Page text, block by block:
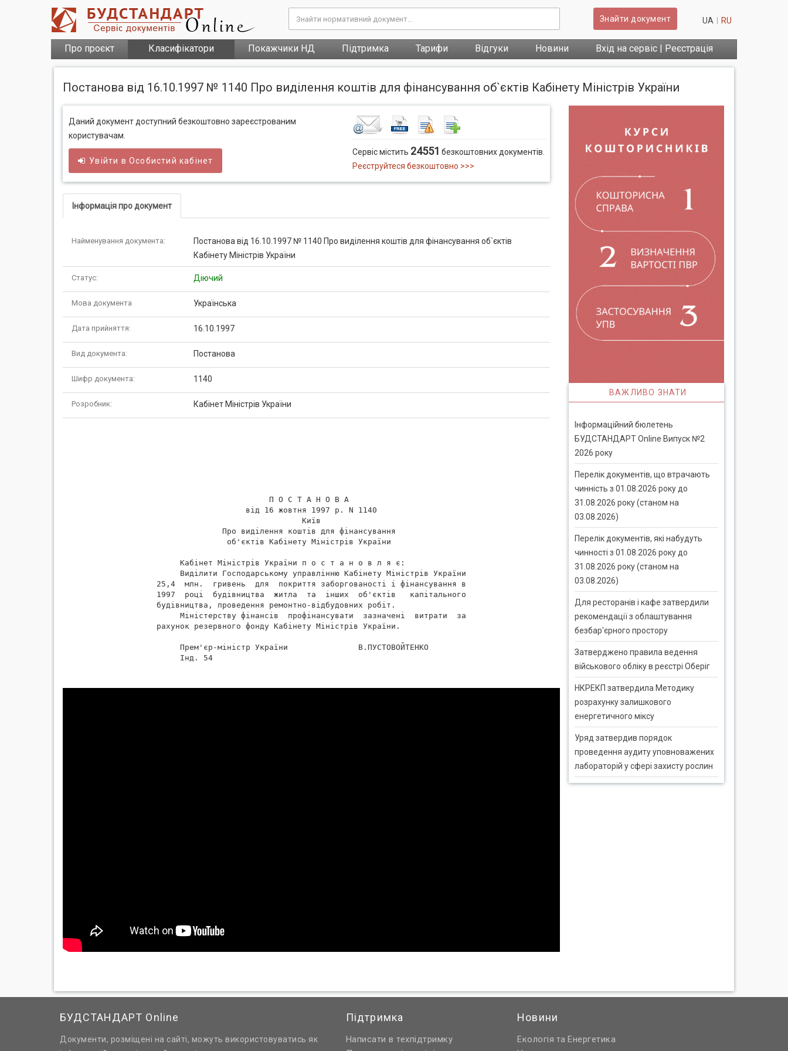
Знайти документ UA RU
Про проєкт Класифікатори Покажчики НД Підтримка Тарифи Відгуки Новини Вхід на сервіс | Реєстрація
Постанова від 16.10.1997 № 1140 Про виділення коштів для фінансування об`єктів Кабінету Міністрів України
Даний документ доступний безкоштовно зареєстрованим
користувачам.
Увійти вОсобистий кабінет
Сервіс містить 24551 безкоштовних документів.
Реєструйтеся безкоштовно >>>
Інформація про документ
Найменування документа:
Постанова від 16.10.1997 № 1140 Про виділення коштів для фінансування об`єктів
Кабінету Міністрів України
Статус: Діючий
Мова документа Українська
Дата прийняття: 16.10.1997
Вид документа: Постанова
Шифр документа: 1140
Розробник: Кабінет Міністрів України
                        П О С Т А Н О В А
                   від 16 жовтня 1997 р. N 1140
                               Київ
              Про виділення коштів для фінансування
               об'єктів Кабінету Міністрів України
     Кабінет Міністрів України п о с т а н о в л я є:
     Виділити Господарському управлінню Кабінету Міністрів України
25,4  млн.  гривень  для  покриття заборгованості і фінансування в
1997  році  будівництва  житла  та  інших  об'єктів   капітального
будівництва, проведення ремонтно-відбудовних робіт.
     Міністерству фінансів  профінансувати  зазначені  витрати  за
рахунок резервного фонду Кабінету Міністрів України.
     Прем'єр-міністр України               В.ПУСТОВОЙТЕНКО
     Інд. 54
ВАЖЛИВО ЗНАТИ
Інформаційний бюлетень
БУДСТАНДАРТ Online Випуск №2
2026 року
Перелік документів, що втрачають
чинність з 01.08.2026 року до
31.08.2026 року (станом на
03.08.2026)
Перелік документів, які набудуть
чинності з 01.08.2026 року до
31.08.2026 року (станом на
03.08.2026)
Для ресторанів і кафе затвердили
рекомендації з облаштування
безбар'єрного простору
Затверджено правила ведення
військового обліку в реєстрі Оберіг
НКРЕКП затвердила Методику
розрахунку залишкового
енергетичного міксу
Уряд затвердив порядок
проведення аудиту уповноважених
лабораторій у сфері захисту рослин
БУДСТАНДАРТ Online
Документи, розміщені на сайті, можуть використовуватись як
Підтримка
Написати в техпідтримку
Новини
Екологія та Енергетика